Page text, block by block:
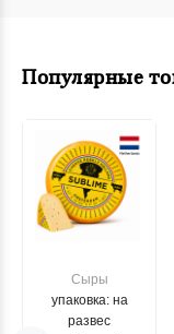
Популярные
Сыры
упаковка: на
развес